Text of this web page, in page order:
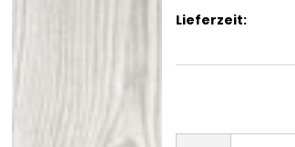
Lieferzeit: